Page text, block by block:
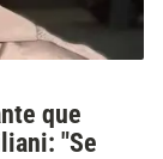
que
"Se